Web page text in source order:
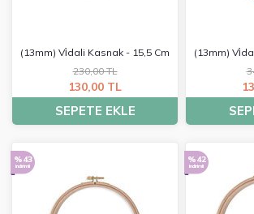
(13mm) Vi̇dali Kasnak - 15,5 Cm
230,00 TL
130,00 TL
SEPETE EKLE
(13mm)
%43
indirimli
%42
indirimli